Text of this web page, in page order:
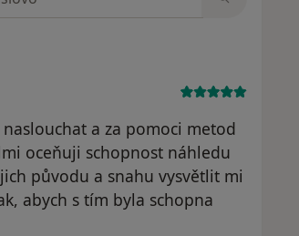
a za pomoci metod
oceňuji schopnost náhledu
původu a snahu vysvětlit mi
abych s tím byla schopna